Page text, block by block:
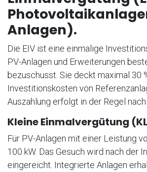
Anlagen).
Die EIV ist eine einmalige
PV-Anlagen und Erweiterungen
bezuschusst. Sie deckt maximal 30
Investitionskosten von
Auszahlung erfolgt in der Regel
Kleine Einmalvergütung
Für PV-Anlagen mit einer Leistung
100 kW. Das Gesuch wird nach der
eingereicht. Integrierte Anlagen